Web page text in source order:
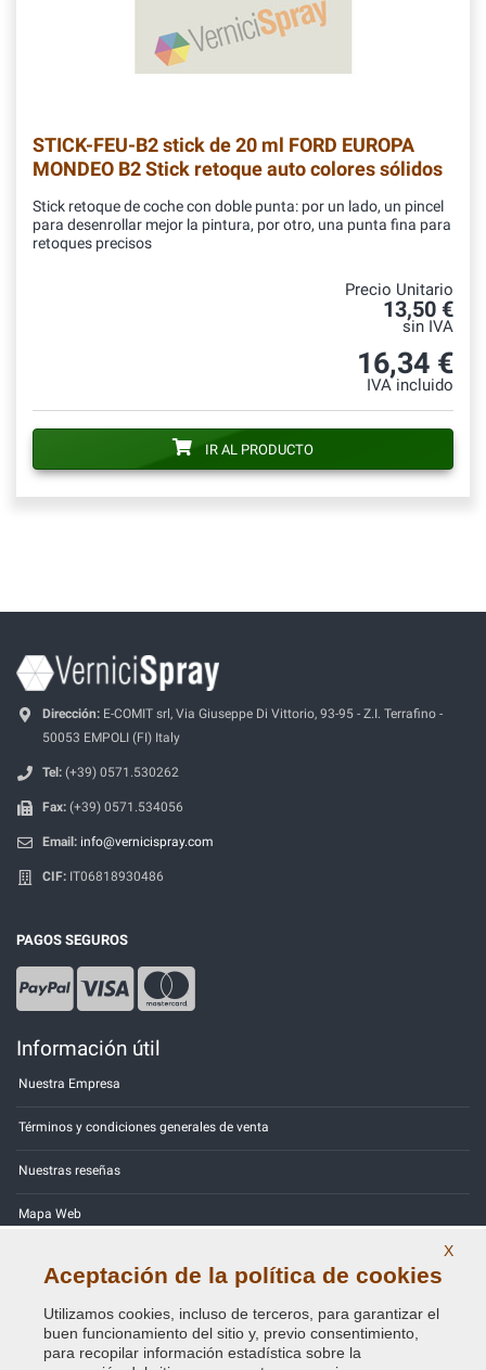
STICK-FEU-B2stick de 20 ml FORD EUROPA
MONDEO B2 Stick retoque auto colores sólidos
Stick retoque de coche con doble punta: por un lado, un pincel
para desenrollar mejor la pintura, por otro, una punta fina para
retoques precisos
Precio Unitario
13,50 €
sin IVA
16,34 €
IVA incluido
IR AL PRODUCTO
Dirección: E-COMIT srl, Via Giuseppe Di Vittorio, 93-95 - Z.I. Terrafino -
50053 EMPOLI (FI) Italy
Tel: (+39) 0571.530262
Fax: (+39) 0571.534056
Email: info@vernicispray.com
CIF: IT06818930486
PAGOS SEGUROS
Información útil
Nuestra Empresa
Términos y condiciones generales de venta
Nuestras reseñas
Mapa Web
Política de Privacidad - RGPD
X
Aceptación de la política de cookies
Utilizamos cookies, incluso de terceros, para garantizar el
buen funcionamiento del sitio y, previo consentimiento,
para recopilar información estadística sobre la